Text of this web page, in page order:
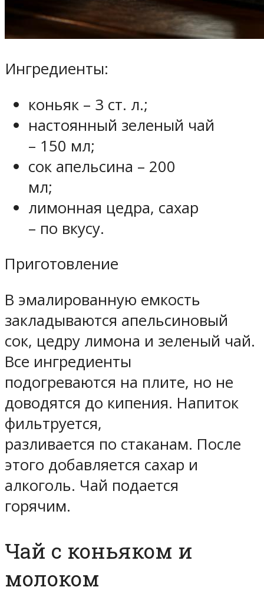
Ингредиенты:
коньяк – 3 ст. л.;
настоянный зеленый чай
– 150 мл;
сок апельсина – 200
мл;
лимонная цедра, сахар
– по вкусу.
Приготовление
В эмалированную емкость
закладываются апельсиновый
сок, цедру лимона и зеленый чай.
Все ингредиенты
подогреваются на плите, но не
доводятся до кипения. Напиток
фильтруется,
разливается по стаканам. После
этого добавляется сахар и
алкоголь. Чай подается
горячим.
Чай с коньяком и
молоком